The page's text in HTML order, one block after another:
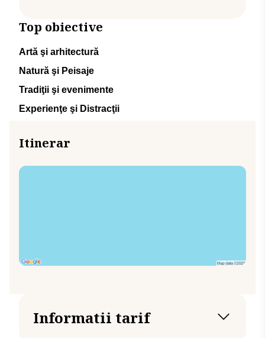
Top obiective
Artă şi arhitectură
Natură şi Peisaje
Tradiţii şi evenimente
Experienţe şi Distracţii
Itinerar
Informatii tarif